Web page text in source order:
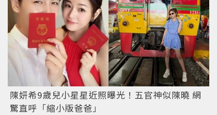
陳妍希9歲兒小星星近照曝光！五官神似陳曉 網
驚直呼「縮小版爸爸」